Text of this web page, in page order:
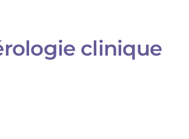
clinique